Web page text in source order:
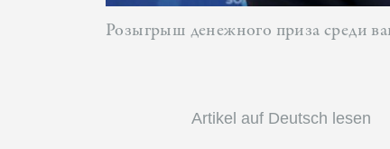
Розыгрыш денежного приза среди
Artikel auf Deutsch lesen